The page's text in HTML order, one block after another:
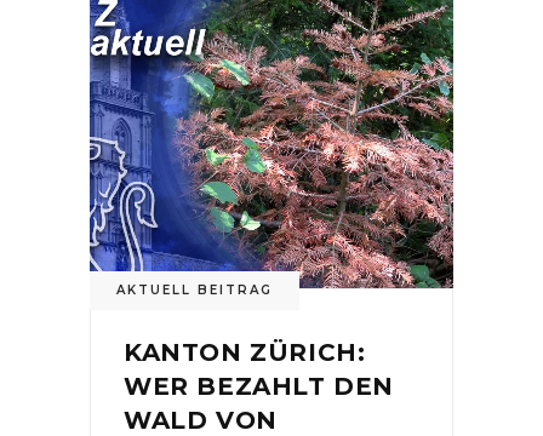
AKTUELL BEITRAG
KANTON ZÜRICH:
WER BEZAHLT DEN
WALD VON